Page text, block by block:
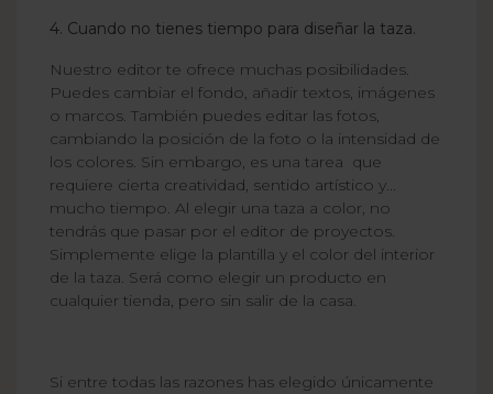
4. Cuando no tienes tiempo para diseñar la taza.
Nuestro editor te ofrece muchas posibilidades.
Puedes cambiar el fondo, añadir textos, imágenes
o marcos. También puedes editar las fotos,
cambiando la posición de la foto o la intensidad de
los colores. Sin embargo, es una tarea que
requiere cierta creatividad, sentido artístico y...
mucho tiempo. Al elegir una taza a color, no
tendrás que pasar por el editor de proyectos.
Simplemente elige la plantilla y el color del interior
de la taza. Será como elegir un producto en
cualquier tienda, pero sin salir de la casa.
Si entre todas las razones has elegido únicamente